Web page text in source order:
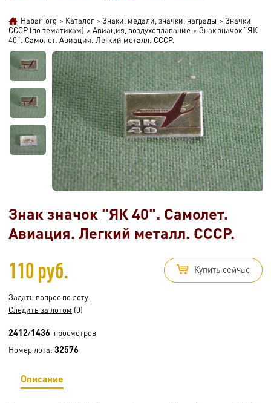
HabarTorg > Каталог > Знаки, медали, значки, награды > Значки
СССР (по тематикам) > Авиация, воздухоплавание > Знак значок "ЯК
40". Самолет. Авиация. Легкий металл. СССР.
Знак значок "ЯК 40". Самолет.
Авиация. Легкий металл. СССР.
110 руб. Купить сейчас
Задать вопрос по лоту
Следить за лотом (0)
2412/1436 просмотров
Номер лота: 32576
Описание